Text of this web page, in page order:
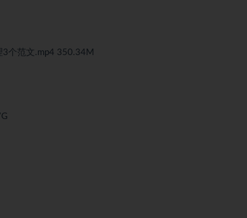
3个范文.mp4 350.34M